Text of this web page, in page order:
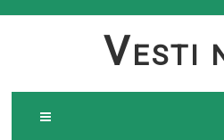
VESTI